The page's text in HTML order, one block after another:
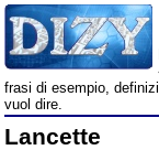
frasi di esempio,
vuol dire.
Lancette